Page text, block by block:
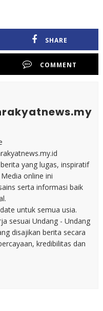
SHARE
COMMENT
yang lugas, inspiratif
online ini
serta informasi baik
untuk semua usia.
sesuai Undang - Undang
disajikan berita secara
kredibilitas dan